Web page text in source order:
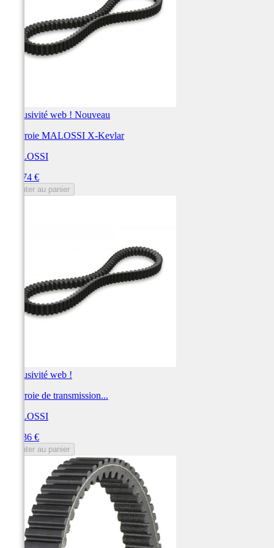
Exclusivité web ! Nouveau
Courroie MALOSSI X-Kevlar
MALOSSI
141,74 €
Ajouter au panier
Exclusivité web !
Courroie de transmission...
MALOSSI
140,36 €
Ajouter au panier